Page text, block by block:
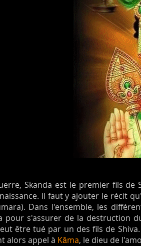
Skanda est le premier fils de
Il faut y ajouter le récit
Dans l'ensemble, les
pour s'assurer de la destruction
être tué par un des fils de
alors appel à Kāma, le dieu de